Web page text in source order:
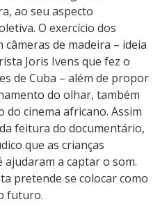
ao seu aspecto
O exercício dos
de madeira – ideia
Joris Ivens que fez o
de Cuba – além de propor
do olhar, também
cinema africano. Assim
feitura do documentário,
que as crianças
a captar o som.
pretende se colocar como
futuro.